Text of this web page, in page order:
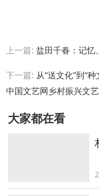
上一篇: 盐田千春：记忆
下一篇: 从“送文化”到“
中国文艺网乡村振兴文
大家都在看